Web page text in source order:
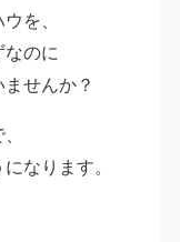
を、
のに
せんか？
なります。